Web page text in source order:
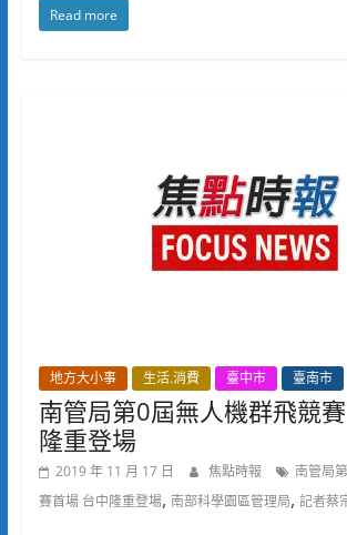
Read more
地方大小事 生活.消費 臺中市 臺南市
南管局第0屆無人機群飛競
隆重登場
2019 年 11 月 17 日 焦點時報
南管局
賽首場 台中隆重登場, 南部科學園區管理局, 記者蔡